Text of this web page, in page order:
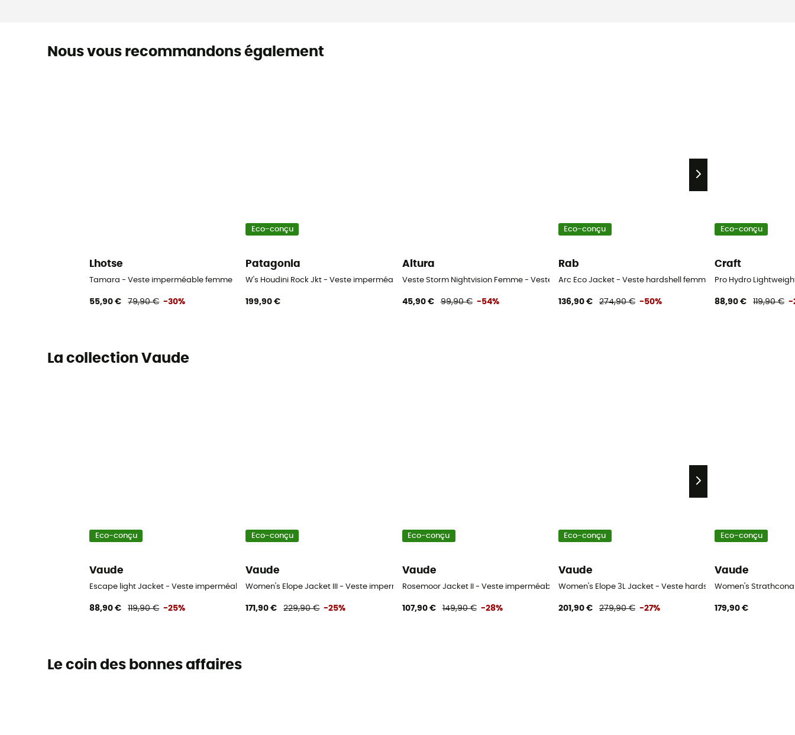
Nous vous recommandons également
Lhotse
Tamara - Veste imperméable femme
55,90 € 79,90 € -30%
Eco-conçu
Patagonia
W's Houdini Rock Jkt - Veste imperméable femme
199,90 €
Altura
Veste Storm Nightvision Femme - Veste imperméable femme
45,90 € 99,90 € -54%
Eco-conçu
Rab
Arc Eco Jacket - Veste hardshell femme
136,90 € 274,90 € -50%
Eco-conçu
Craft
Pro Hydro
88,90 € 119,90 € -
La collection Vaude
Eco-conçu
Vaude
Escape light Jacket - Veste imperméable femme
88,90 € 119,90 € -25%
Eco-conçu
Vaude
Women's Elope Jacket III - Veste imperméable femme
171,90 € 229,90 € -25%
Eco-conçu
Vaude
Rosemoor Jacket II - Veste imperméable femme
107,90 € 149,90 € -28%
Eco-conçu
Vaude
Women's Elope 3L Jacket - Veste hardshell femme
201,90 € 279,90 € -27%
Eco-conçu
Vaude
Women's
179,90 €
Le coin des bonnes affaires